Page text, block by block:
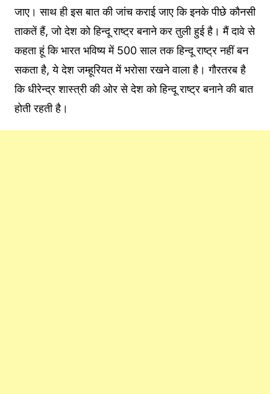
जाए। साथ ही इस बात की जांच कराई जाए कि इनके पीछे कौनसी
ताकतें हैं, जो देश को हिन्दू राष्ट्र बनाने कर तुली हुई है। मैं दावे से
कहता हूं कि भारत भविष्य में 500 साल तक हिन्दू राष्ट्र नहीं बन
सकता है, ये देश जम्हूरियत में भरोसा रखने वाला है। गौरतरब है
कि धीरेन्द्र शास्त्री की ओर से देश को हिन्दू राष्ट्र बनाने की बात
होती रहती है।